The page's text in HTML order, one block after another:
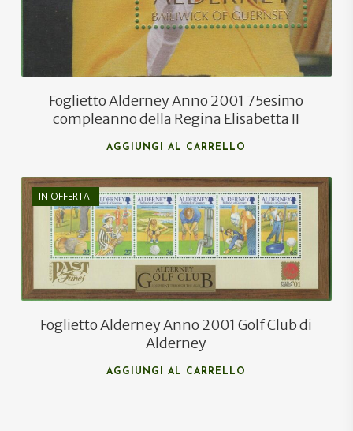
Foglietto Alderney Anno 2001 75esimo
compleanno della Regina Elisabetta II
AGGIUNGI AL CARRELLO
IN OFFERTA!
€12,50
€7,50
Foglietto Alderney Anno 2001 Golf Club di
Alderney
AGGIUNGI AL CARRELLO